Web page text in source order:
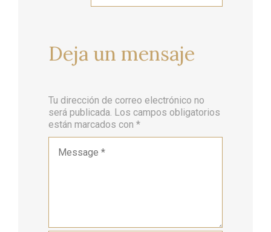
Deja un mensaje
Tu dirección de correo electrónico no
será publicada. Los campos obligatorios
están marcados con *